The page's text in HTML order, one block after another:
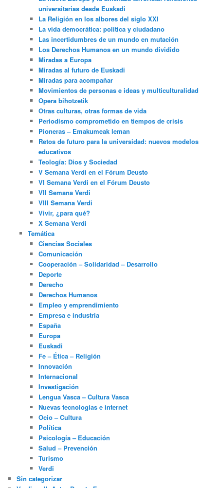
universitarias desde Euskadi
La Religión en los albores del siglo XXI
La vida democrática: política y ciudadano
Las incertidumbres de un mundo en mutación
Los Derechos Humanos en un mundo dividido
Miradas a Europa
Miradas al futuro de Euskadi
Miradas para acompañar
Movimientos de personas e ideas y multiculturalidad
Opera bihotzetik
Otras culturas, otras formas de vida
Periodismo comprometido en tiempos de crisis
Pioneras – Emakumeak leman
Retos de futuro para la universidad: nuevos modelos
educativos
Teología: Dios y Sociedad
V Semana Verdi en el Fórum Deusto
VI Semana Verdi en el Fórum Deusto
VII Semana Verdi
VIII Semana Verdi
Vivir, ¿para qué?
X Semana Verdi
Temática
Ciencias Sociales
Comunicación
Cooperación – Solidaridad – Desarrollo
Deporte
Derecho
Derechos Humanos
Empleo y emprendimiento
Empresa e industria
España
Europa
Euskadi
Fe – Ética – Religión
Innovación
Internacional
Investigación
Lengua Vasca – Cultura Vasca
Nuevas tecnologías e internet
Ocio – Cultura
Política
Psicología – Educación
Salud – Prevención
Turismo
Verdi
Sin categorizar